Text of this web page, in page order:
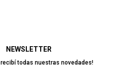
NEWSLETTER
recibí todas nuestras novedades!